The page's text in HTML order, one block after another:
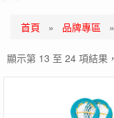
首頁 » 品牌專區
顯示第 13 至 24 項結果